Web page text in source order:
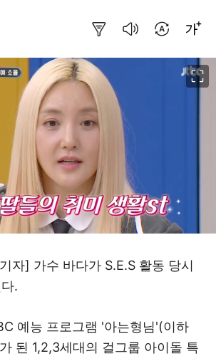
자] 가수 바다가 S.E.S 활동 당시
.
예능 프로그램 '아는형님'(이하
된 1,2,3세대의 걸그룹 아이돌 특